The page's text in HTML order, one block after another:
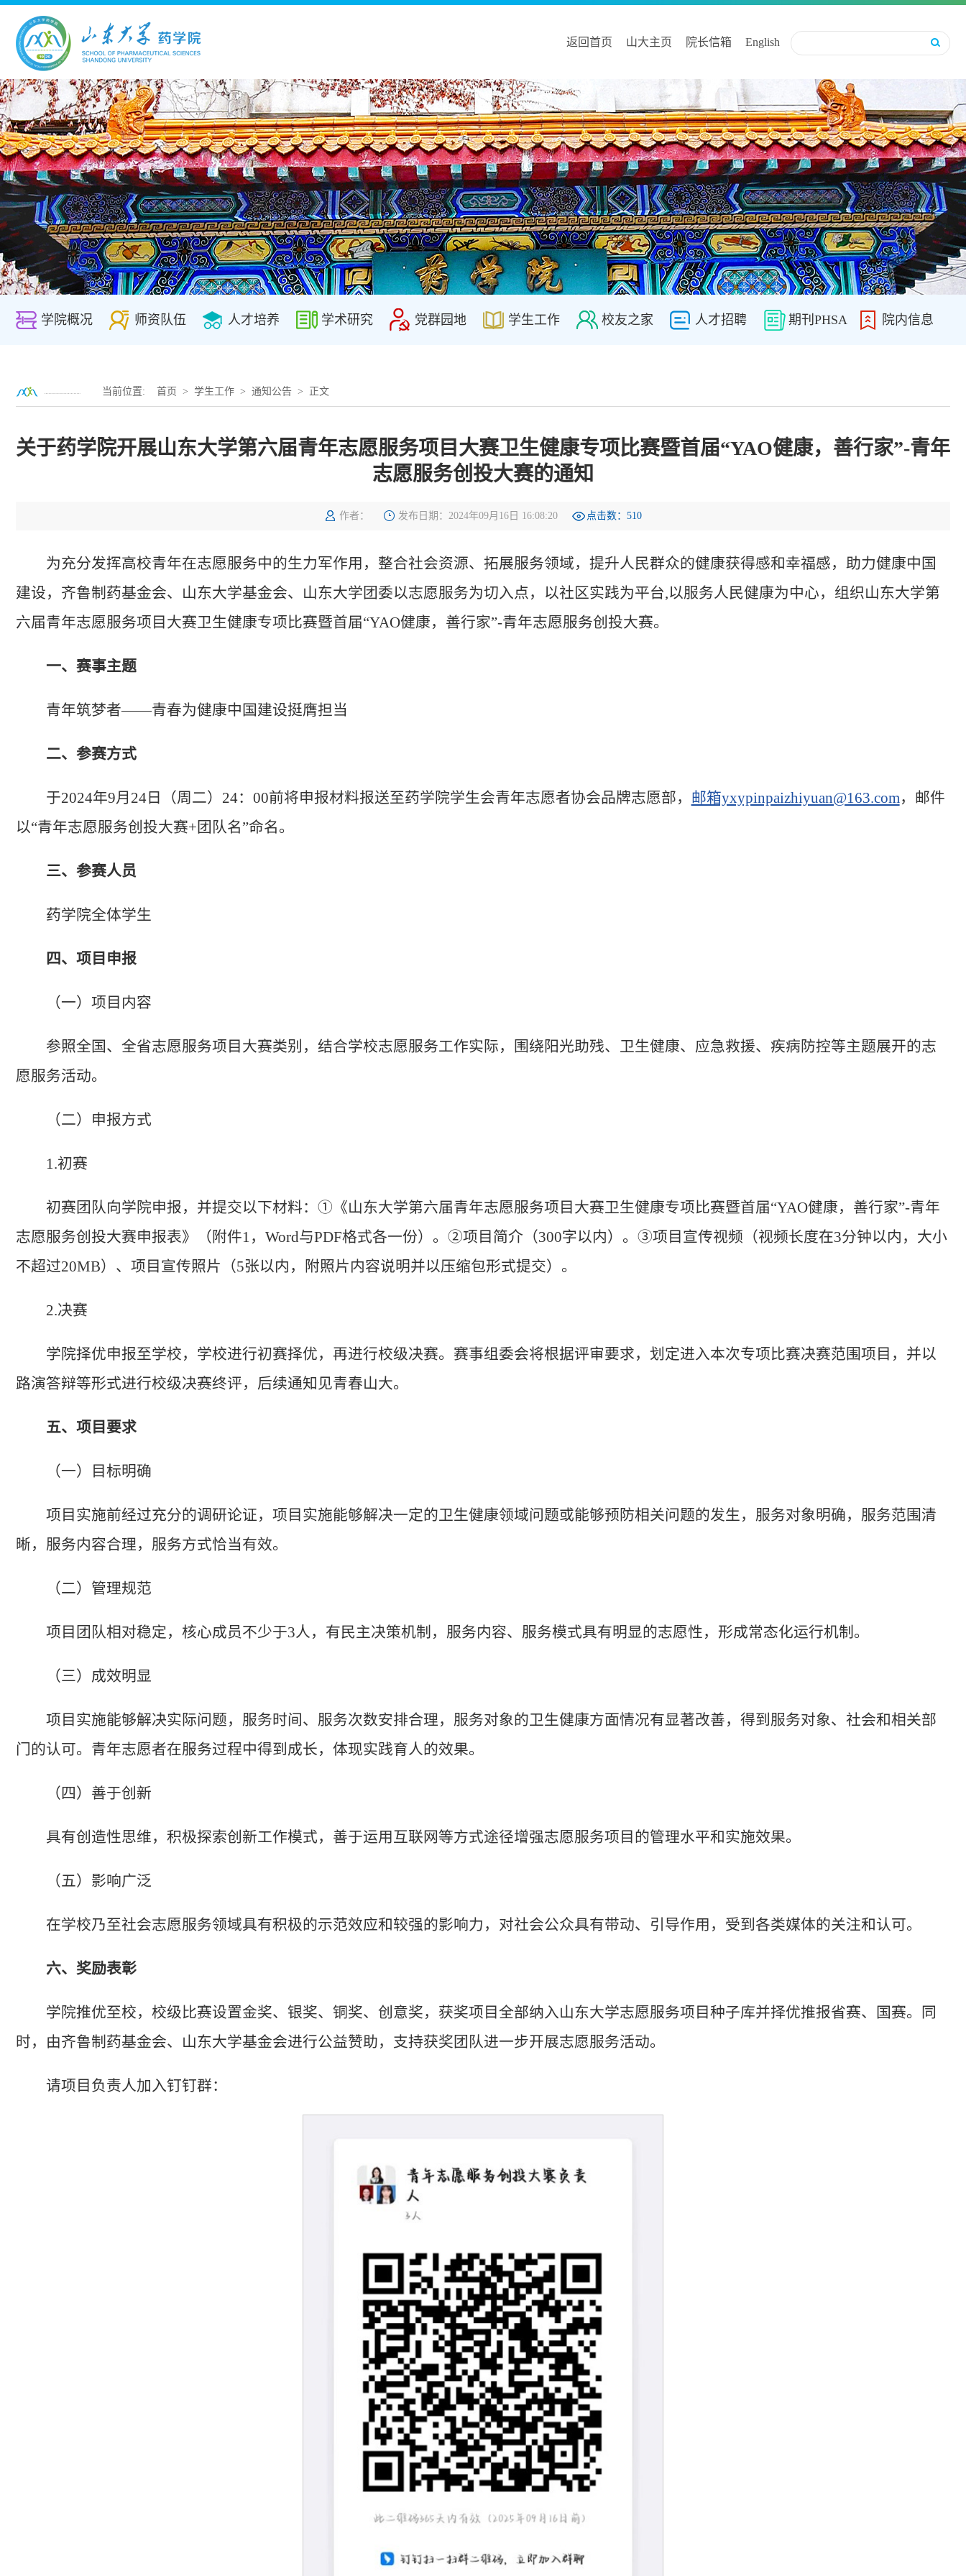
返回首页 山大主页 院长信箱 English
学院概况 师资队伍 人才培养 学术研究 党群园地 学生工作 校友之家 人才招聘 期刊PHSA 院内信息
当前位置: 首页 > 学生工作 > 通知公告 > 正文
关于药学院开展山东大学第六届青年志愿服务项目大赛卫生健康专项比赛暨首届“YAO健康，善行家”-青年
志愿服务创投大赛的通知
作者： 发布日期：2024年09月16日 16:08:20 点击数： 510
为充分发挥高校青年在志愿服务中的生力军作用，整合社会资源、拓展服务领域，提升人民群众的健康获得感和幸福感，助力健康中国
建设，齐鲁制药基金会、山东大学基金会、山东大学团委以志愿服务为切入点，以社区实践为平台,以服务人民健康为中心，组织山东大学第
六届青年志愿服务项目大赛卫生健康专项比赛暨首届“YAO健康，善行家”-青年志愿服务创投大赛。
一、赛事主题
青年筑梦者——青春为健康中国建设挺膺担当
二、参赛方式
于2024年9月24日（周二）24：00前将申报材料报送至药学院学生会青年志愿者协会品牌志愿部， 邮箱yxypinpaizhiyuan@163.com，邮件
以“青年志愿服务创投大赛+团队名”命名。
三、参赛人员
药学院全体学生
四、项目申报
（一）项目内容
参照全国、全省志愿服务项目大赛类别，结合学校志愿服务工作实际，围绕阳光助残、卫生健康、应急救援、疾病防控等主题展开的志
愿服务活动。
（二）申报方式
1.初赛
初赛团队向学院申报，并提交以下材料：①《山东大学第六届青年志愿服务项目大赛卫生健康专项比赛暨首届“YAO健康，善行家”-青年
志愿服务创投大赛申报表》（附件1，Word与PDF格式各一份）。②项目简介（300字以内）。③项目宣传视频（视频长度在3分钟以内，大小
不超过20MB）、项目宣传照片（5张以内，附照片内容说明并以压缩包形式提交）。
2.决赛
学院择优申报至学校，学校进行初赛择优，再进行校级决赛。赛事组委会将根据评审要求，划定进入本次专项比赛决赛范围项目，并以
路演答辩等形式进行校级决赛终评，后续通知见青春山大。
五、项目要求
（一）目标明确
项目实施前经过充分的调研论证，项目实施能够解决一定的卫生健康领域问题或能够预防相关问题的发生，服务对象明确，服务范围清
晰，服务内容合理，服务方式恰当有效。
（二）管理规范
项目团队相对稳定，核心成员不少于3人，有民主决策机制，服务内容、服务模式具有明显的志愿性，形成常态化运行机制。
（三）成效明显
项目实施能够解决实际问题，服务时间、服务次数安排合理，服务对象的卫生健康方面情况有显著改善，得到服务对象、社会和相关部
门的认可。青年志愿者在服务过程中得到成长，体现实践育人的效果。
（四）善于创新
具有创造性思维，积极探索创新工作模式，善于运用互联网等方式途径增强志愿服务项目的管理水平和实施效果。
（五）影响广泛
在学校乃至社会志愿服务领域具有积极的示范效应和较强的影响力，对社会公众具有带动、引导作用，受到各类媒体的关注和认可。
六、奖励表彰
学院推优至校，校级比赛设置金奖、银奖、铜奖、创意奖，获奖项目全部纳入山东大学志愿服务项目种子库并择优推报省赛、国赛。同
时，由齐鲁制药基金会、山东大学基金会进行公益赞助，支持获奖团队进一步开展志愿服务活动。
请项目负责人加入钉钉群：